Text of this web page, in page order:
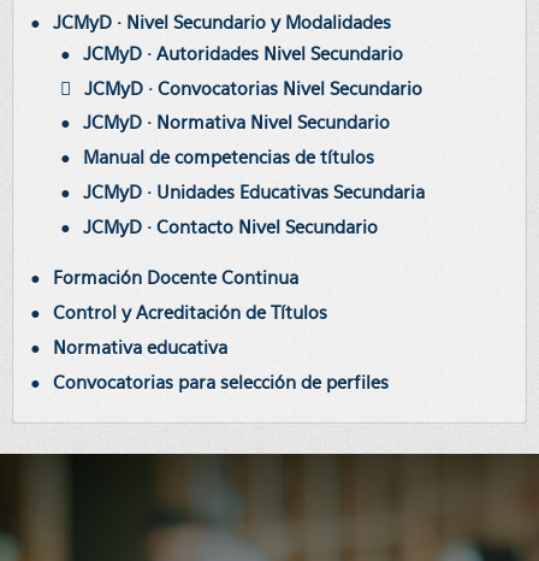
JCMyD · Nivel Secundario y Modalidades
JCMyD · Autoridades Nivel Secundario
JCMyD · Convocatorias Nivel Secundario
JCMyD · Normativa Nivel Secundario
Manual de competencias de títulos
JCMyD · Unidades Educativas Secundaria
JCMyD · Contacto Nivel Secundario
Formación Docente Continua
Control y Acreditación de Títulos
Normativa educativa
Convocatorias para selección de perfiles